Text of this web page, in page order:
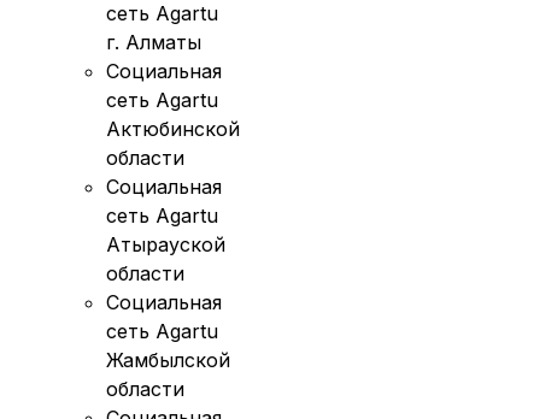
сеть Agartu
г. Алматы
Социальная
сеть Agartu
Актюбинской
области
Социальная
сеть Agartu
Атырауской
области
Социальная
сеть Agartu
Жамбылской
области